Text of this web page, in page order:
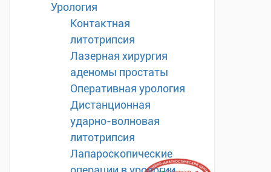
Урология
Контактная
литотрипсия
Лазерная хирургия
аденомы простаты
Оперативная урология
Дистанционная
ударно-волновая
литотрипсия
Лапароскопические